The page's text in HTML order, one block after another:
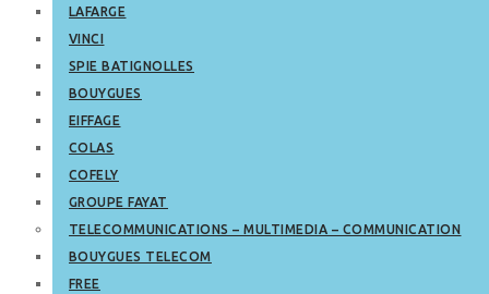
LAFARGE
VINCI
SPIE BATIGNOLLES
BOUYGUES
EIFFAGE
COLAS
COFELY
GROUPE FAYAT
TELECOMMUNICATIONS – MULTIMEDIA – COMMUNICATION
BOUYGUES TELECOM
FREE